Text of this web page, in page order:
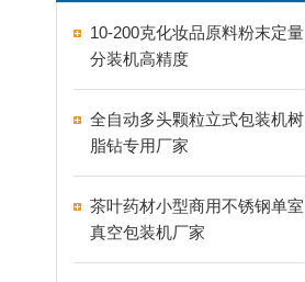
10-200克化妆品原料粉末定量
分装机高精度
全自动多头颗粒立式包装机树
脂钻专用厂家
茶叶药材小型商用不锈钢单室
真空包装机厂家